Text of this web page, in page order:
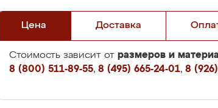
Цена Доставка
Стоимость зависит от размеров и
8 (800) 511-89-55, 8 (495) 665-24-01, 8